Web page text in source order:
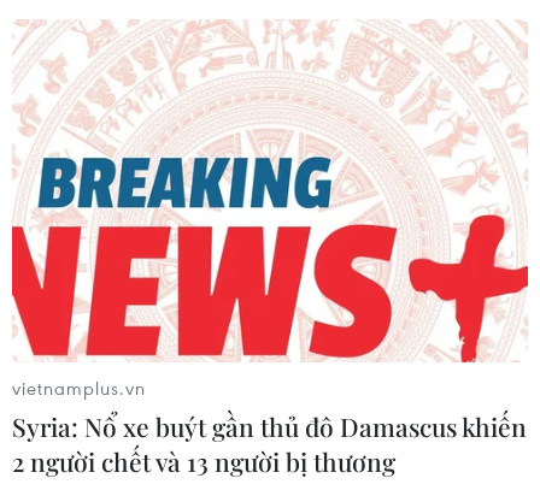
vietnamplus.vn
Syria: Nổ xe buýt gần thủ đô Damascus khiến
2 người chết và 13 người bị thương